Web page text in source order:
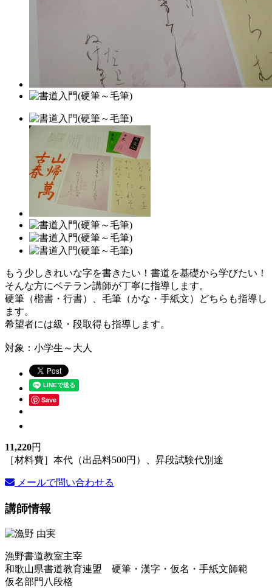
もう少しきれいな字を書きたい！書道を基礎から学びたい！
そんな方にベテラン講師が丁寧に指導します。
硬筆（楷書・行書）、毛筆（かな・手紙文）どちらも指導し
ます。
希望者には級・段取得も指導します。
対象：小学生～大人
Save
11,220円
［材料費］本代（出品料500円）、昇段試験代別途
メールで問い合わせる
講師情報
漁野書道教室主宰
和歌山県書道教育連盟 硬筆・漢字・仮名・手紙文師範
仮名部門八段格